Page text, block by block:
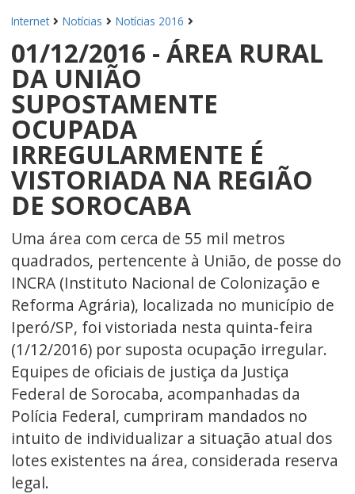
Internet Notícias Notícias 2016
01/12/2016 - ÁREA RURAL
DA UNIÃO
SUPOSTAMENTE
OCUPADA
IRREGULARMENTE É
VISTORIADA NA REGIÃO
DE SOROCABA
Uma área com cerca de 55 mil metros
quadrados, pertencente à União, de posse do
INCRA (Instituto Nacional de Colonização e
Reforma Agrária), localizada no município de
Iperó/SP, foi vistoriada nesta quinta-feira
(1/12/2016) por suposta ocupação irregular.
Equipes de oficiais de justiça da Justiça
Federal de Sorocaba, acompanhadas da
Polícia Federal, cumpriram mandados no
intuito de individualizar a situação atual dos
lotes existentes na área, considerada reserva
legal.